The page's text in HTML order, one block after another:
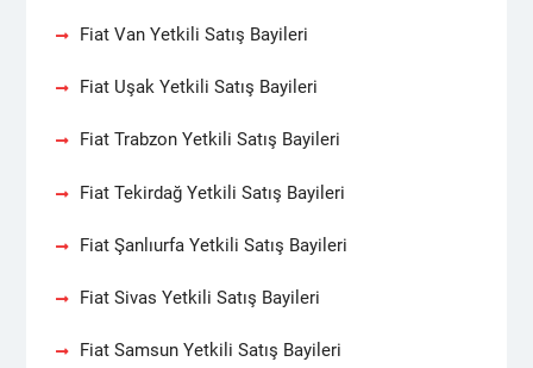
Fiat Van Yetkili Satış Bayileri
Fiat Uşak Yetkili Satış Bayileri
Fiat Trabzon Yetkili Satış Bayileri
Fiat Tekirdağ Yetkili Satış Bayileri
Fiat Şanlıurfa Yetkili Satış Bayileri
Fiat Sivas Yetkili Satış Bayileri
Fiat Samsun Yetkili Satış Bayileri